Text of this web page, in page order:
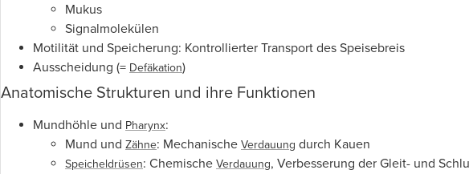
Mukus
Signalmolekülen
Motilität und Speicherung: Kontrollierter Transport des Speisebreis
Ausscheidung (= Defäkation)
Anatomische Strukturen und ihre Funktionen
Mundhöhle und Pharynx:
Mund und Zähne: Mechanische Verdauung durch Kauen
Speicheldrüsen: Chemische Verdauung, Verbesserung der Gleit- und